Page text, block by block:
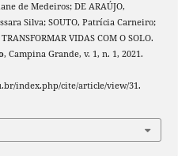
de Medeiros; DE ARAÚJO,
Silva; SOUTO, Patrícia Carneiro;
VIDAS COM O SOLO.
, Campina Grande, v. 1, n. 1, 2021.
index.php/cite/article/view/31.